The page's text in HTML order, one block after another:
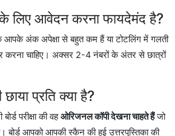
लिए आवेदन करना फायदेमंद है?
आपके अंक अपेक्षा से बहुत कम हैं या टोटलिंग में गलती
चाहिए। अक्सर 2-4 नंबरों के अंतर से छात्रों
प्रति क्या है?
परीक्षा की वहओरिजनल कॉपी देखना चाहते हैंजो
बोर्ड आपको आपकी स्कैन की हुई उत्तरपुस्तिका की